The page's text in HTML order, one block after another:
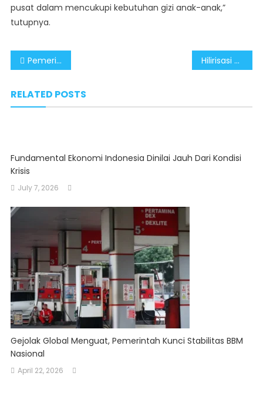
pusat dalam mencukupi kebutuhan gizi anak-anak,”
tutupnya.
Post
Pemerintah Optimis Program MBG Capai Target 82,9 Juta Orang pada Akhir Tahun 2025 Hilirisasi dari Bahan Mentah ke Produk Bernilai Tinggi Jadi Kunci Pertumbuhan Ekonomi Nasional
RELATED POSTS
Fundamental Ekonomi Indonesia Dinilai Jauh Dari Kondisi
Krisis
July 7, 2026
Gejolak Global Menguat, Pemerintah Kunci Stabilitas BBM
Nasional
April 22, 2026